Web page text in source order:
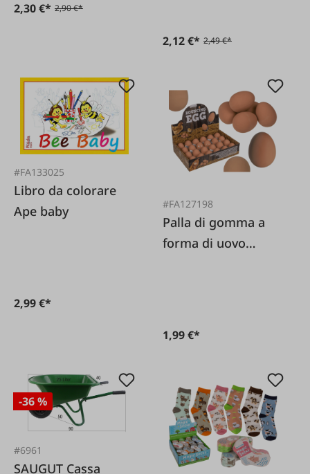
2,30 €* 2,90 €*
2,12 €* 2,49 €*
#FA133025
Libro da colorare
Ape baby
2,99 €*
#FA127198
Palla di gomma a
forma di uovo
1,99 €*
-36 %
#6961
SAUGUT Cassa